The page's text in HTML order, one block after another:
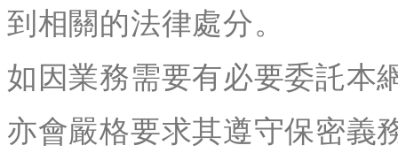
到相關的法律處分。
如因業務需要有必要委託本
亦會嚴格要求其遵守保密義